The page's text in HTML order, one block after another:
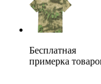
Бесплатная
примерка